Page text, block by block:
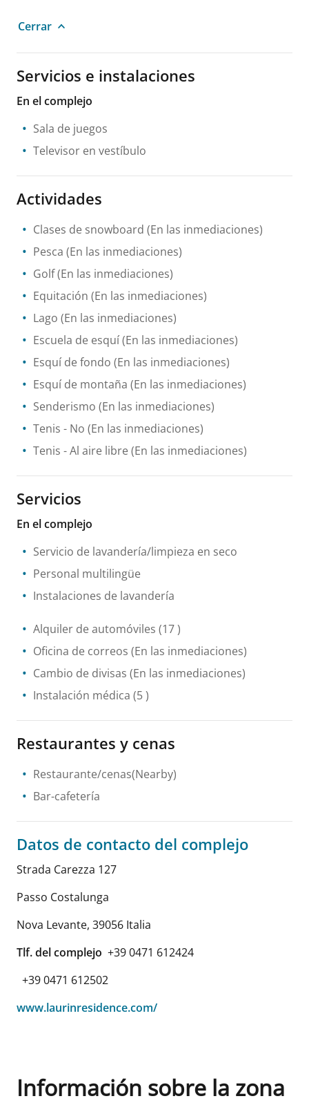
Cerrar
Servicios e instalaciones
En el complejo
Sala de juegos
Televisor en vestíbulo
Actividades
Clases de snowboard (En las inmediaciones)
Pesca (En las inmediaciones)
Golf(En las inmediaciones)
Equitación (En las inmediaciones)
Lago (En las inmediaciones)
Escuela de esquí(En las inmediaciones)
Esquí de fondo (En las inmediaciones)
Esquí de montaña (En las inmediaciones)
Senderismo (En las inmediaciones)
Tenis - No (En las inmediaciones)
Tenis - Al aire libre (En las inmediaciones)
Servicios
En el complejo
Servicio de lavandería/limpieza en seco
Personal multilingüe
Instalaciones de lavandería
Alquiler de automóviles (17 )
Oficina de correos (En las inmediaciones)
Cambio de divisas (En las inmediaciones)
Instalación médica (5 )
Restaurantes y cenas
Restaurante/cenas(Nearby)
Bar-cafetería
Datos de contacto del complejo
Strada Carezza 127
Passo Costalunga
Nova Levante, 39056 Italia
Tlf. del complejo +39 0471 612424
+39 0471 612502
www.laurinresidence.com/
Información sobre la zona